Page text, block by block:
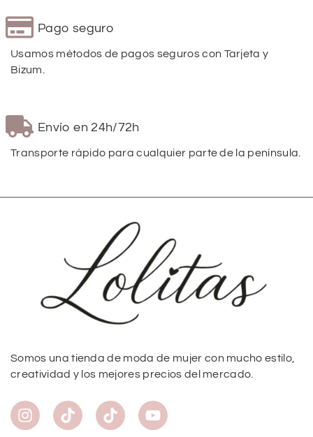
Pago seguro
Usamos métodos de pagos seguros con Tarjeta y
Bizum.
Envío en 24h/72h
Transporte rápido para cualquier parte de la península.
Somos una tienda de moda de mujer con mucho estilo,
creatividad y los mejores precios del mercado.